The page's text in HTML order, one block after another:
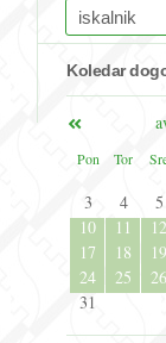
Koledar
Pon
Tor
3
4 5
10
11 12
17
18 19
24
25 26
31